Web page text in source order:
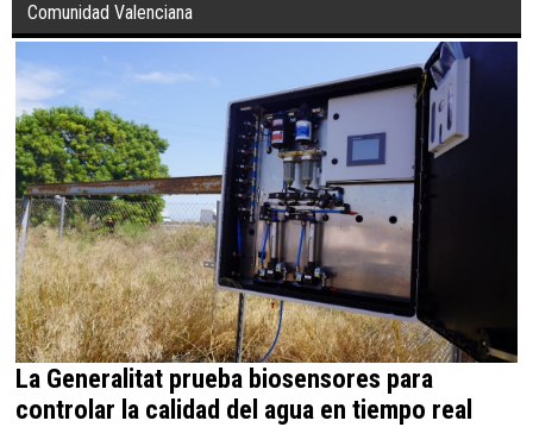
Comunidad Valenciana
La Generalitat prueba biosensores para
controlar la calidad del agua en tiempo real